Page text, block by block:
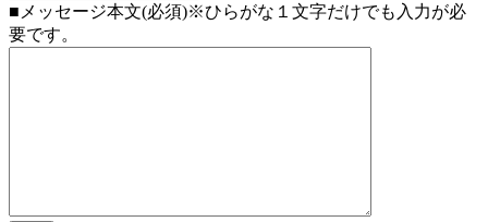
■メッセージ本文(必須)※ひらがな１文字だけでも入力が必
要です。